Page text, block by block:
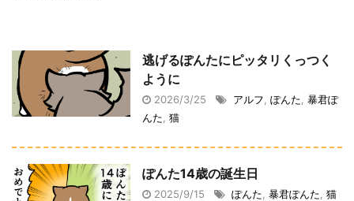
逃げるぽんたにピッタリくっつく
ように
2026/3/25 アルフ ぽんた 暴君ぽ
んた 猫
ぽんた14歳の誕生日
2025/9/15 ぽんた 暴君ぽんた 猫